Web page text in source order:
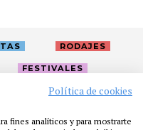
RODAJES
FESTIVALES
Política de cookies
fines analíticos y para mostrarte